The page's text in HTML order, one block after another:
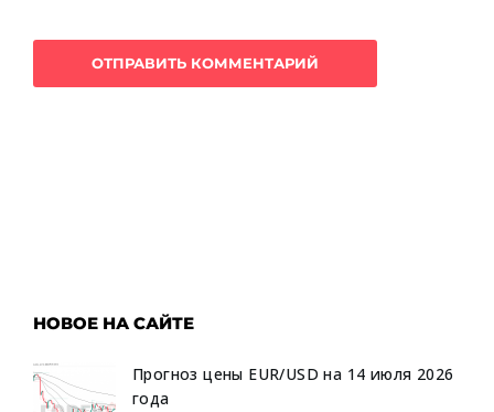
НОВОЕ НА САЙТЕ
Прогноз цены EUR/USD на 14 июля 2026
года